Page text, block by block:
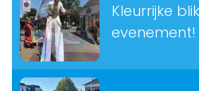
Kleurrijke
evenement!